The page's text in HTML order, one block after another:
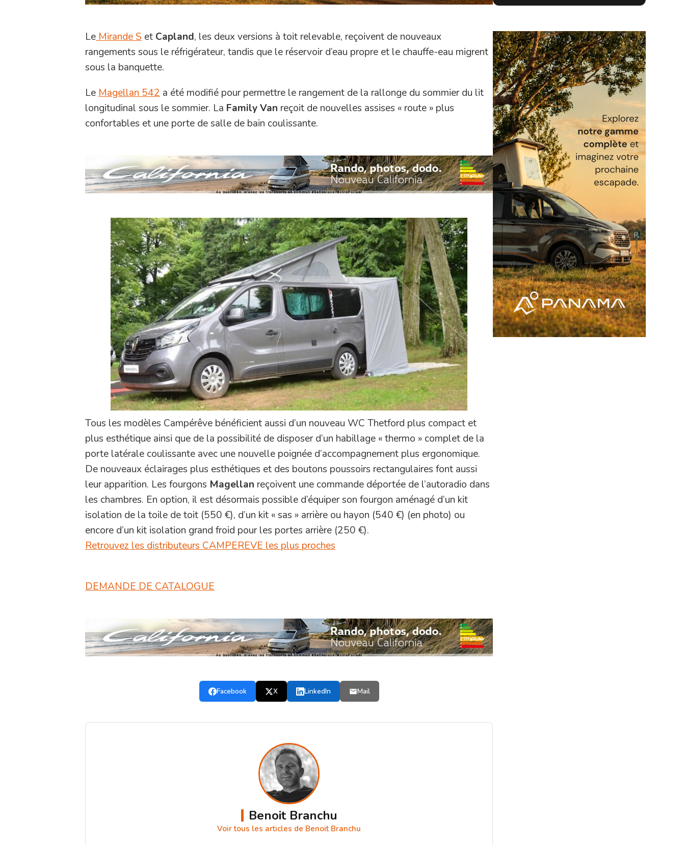
Le Mirande S et Capland, les deux versions à toit relevable, reçoivent de nouveaux
rangements sous le réfrigérateur, tandis que le réservoir d’eau propre et le chauffe-eau migrent
sous la banquette.
Le Magellan 542 a été modifié pour permettre le rangement de la rallonge du sommier du lit
longitudinal sous le sommier. La Family Van reçoit de nouvelles assises « route » plus
confortables et une porte de salle de bain coulissante.
Tous les modèles Campérêve bénéficient aussi d’un nouveau WC Thetford plus compact et
plus esthétique ainsi que de la possibilité de disposer d’un habillage « thermo » complet de la
porte latérale coulissante avec une nouvelle poignée d’accompagnement plus ergonomique.
De nouveaux éclairages plus esthétiques et des boutons poussoirs rectangulaires font aussi
leur apparition. Les fourgons Magellan reçoivent une commande déportée de l’autoradio dans
les chambres. En option, il est désormais possible d’équiper son fourgon aménagé d’un kit
isolation de la toile de toit (550 €), d’un kit « sas » arrière ou hayon (540 €) (en photo) ou
encore d’un kit isolation grand froid pour les portes arrière (250 €).
Retrouvez les distributeurs CAMPEREVE les plus proches
DEMANDE DE CATALOGUE
Facebook X LinkedIn Mail
Benoit Branchu
Voir tous les articles de Benoit Branchu